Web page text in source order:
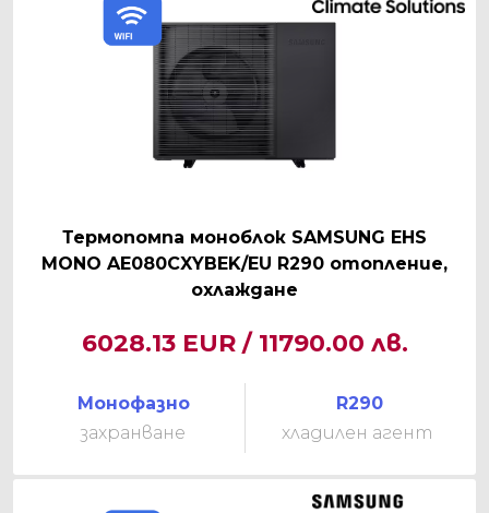
Термопомпа моноблок SAMSUNG EHS
MONO AE080CXYBEK/EU R290 отопление,
охлаждане
6028.13 EUR / 11790.00 лв.
Монофазно
захранване
R290
хладилен агент